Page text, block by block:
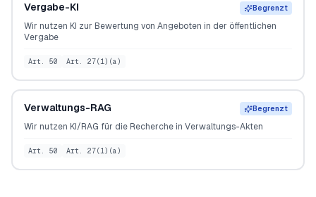
Vergabe-KI Begrenzt
Wir nutzen KI zur Bewertung von Angeboten in der öffentlichen
Vergabe
Art. 50 Art. 27(1)(a)
Verwaltungs-RAG Begrenzt
Wir nutzen KI/RAG für die Recherche in Verwaltungs-Akten
Art. 50 Art. 27(1)(a)